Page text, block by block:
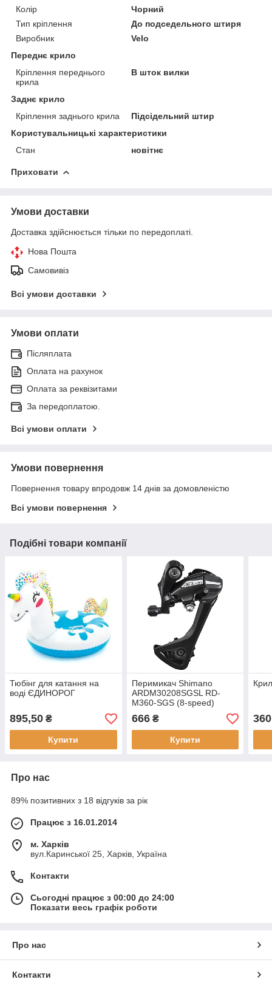
Колір
Чорний
Тип кріплення
До подседельного штиря
Виробник
Velo
Переднє крило
Кріплення переднього
крила
В шток вилки
Заднє крило
Кріплення заднього крила
Підсідельний штир
Користувальницькі характеристики
Стан
новітнє
Приховати
Умови доставки
Доставка здійснюється тільки по передоплаті.
Нова Пошта
Самовивіз
Всі умови доставки
Умови оплати
Післяплата
Оплата на рахунок
Оплата за реквізитами
За передоплатою.
Всі умови оплати
Умови повернення
Повернення товару впродовж 14 днів за домовленістю
Всі умови повернення
Подібні товари компанії
Тюбінг для катання на
воді ЄДИНОРОГ
895,50 ₴
Купити
Перимикач Shimano
ARDM30208SGSL RD-
M360-SGS (8-speed)
666₴
Купити
360
Про нас
89% позитивних з 18 відгуків за рік
Працює з 16.01.2014
м. Харків
вул.Каринської 25, Харків, Україна
Контакти
Сьогодні працює з 00:00 до 24:00
Показати весь графік роботи
Про нас
Контакти